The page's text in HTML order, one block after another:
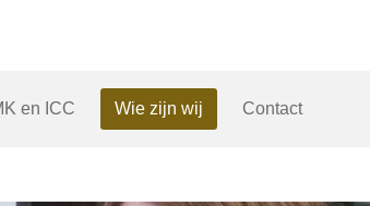
en ICC Wie zijn wij Contact